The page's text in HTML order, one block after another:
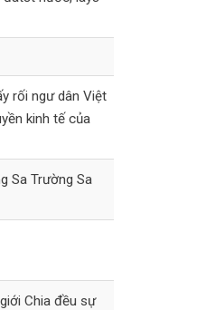
rối ngư dân Việt
kinh tế của
Sa Trường Sa
Chia đều sự